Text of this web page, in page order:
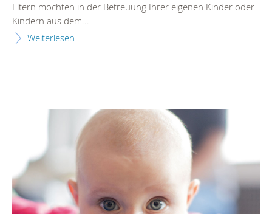
Eltern möchten in der Betreuung Ihrer eigenen Kinder oder
Kindern aus dem...
Weiterlesen